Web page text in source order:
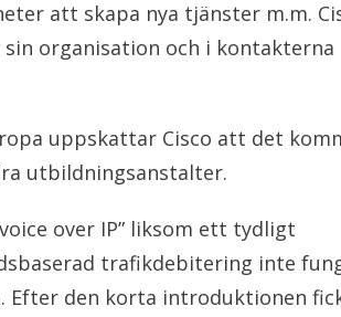
att skapa nya tjänster m.m.
organisation och i kontakterna
uppskattar Cisco att det
utbildningsanstalter.
over IP” liksom ett tydligt
trafikdebitering inte
den korta introduktionen